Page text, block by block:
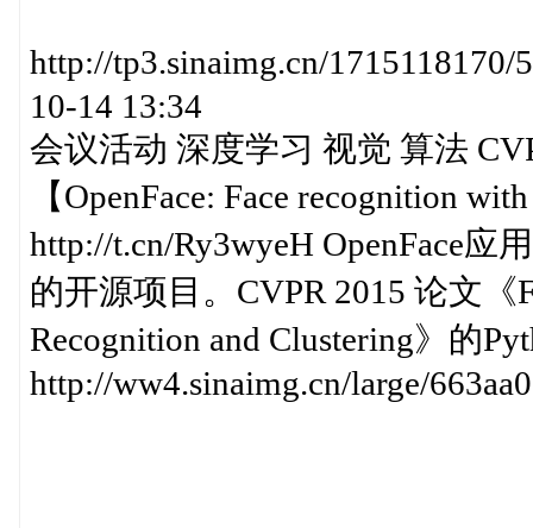
http://tp3.sinaimg.cn/
10-14 13:34
会议活动 深度学习 视觉 算法
【OpenFace: Face recognition
http://t.cn/Ry3wyeH OpenFace应
的开源项目。CVPR 2015 论文《
Recognition and Clustering》的
http://ww4.sinaimg.cn/large/